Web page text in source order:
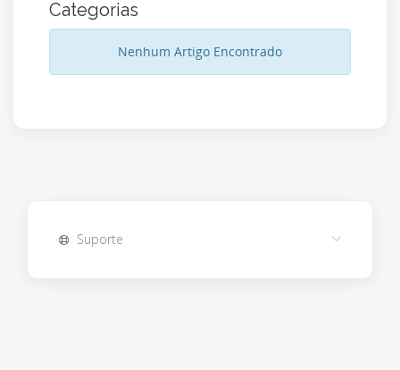
Categorias
Nenhum Artigo Encontrado
Suporte